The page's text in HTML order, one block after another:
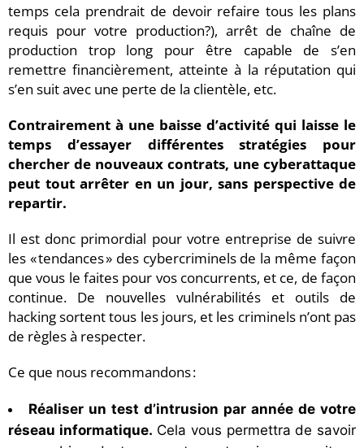
temps cela prendrait de devoir refaire tous les plans
requis pour votre production?), arrêt de chaîne de
production trop long pour être capable de s’en
remettre financièrement, atteinte à la réputation qui
s’en suit avec une perte de la clientèle, etc.
Contrairement à une baisse d’activité qui laisse le
temps d’essayer différentes stratégies pour
chercher de nouveaux contrats, une cyberattaque
peut tout arrêter en un jour, sans perspective de
repartir.
Il est donc primordial pour votre entreprise de suivre
les « tendances » des cybercriminels de la même façon
que vous le faites pour vos concurrents, et ce, de façon
continue. De nouvelles vulnérabilités et outils de
hacking sortent tous les jours, et les criminels n’ont pas
de règles à respecter.
Ce que nous recommandons :
Réaliser un test d’intrusion par année de votre
réseau informatique. Cela vous permettra de savoir